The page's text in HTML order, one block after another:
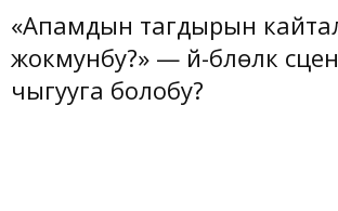
«Апамдын тагдырын
жокмунбу?» — үй-бүлөлүк
чыгууга болобу?